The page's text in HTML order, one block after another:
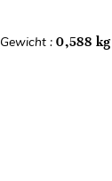
Gewicht :0,588 kg